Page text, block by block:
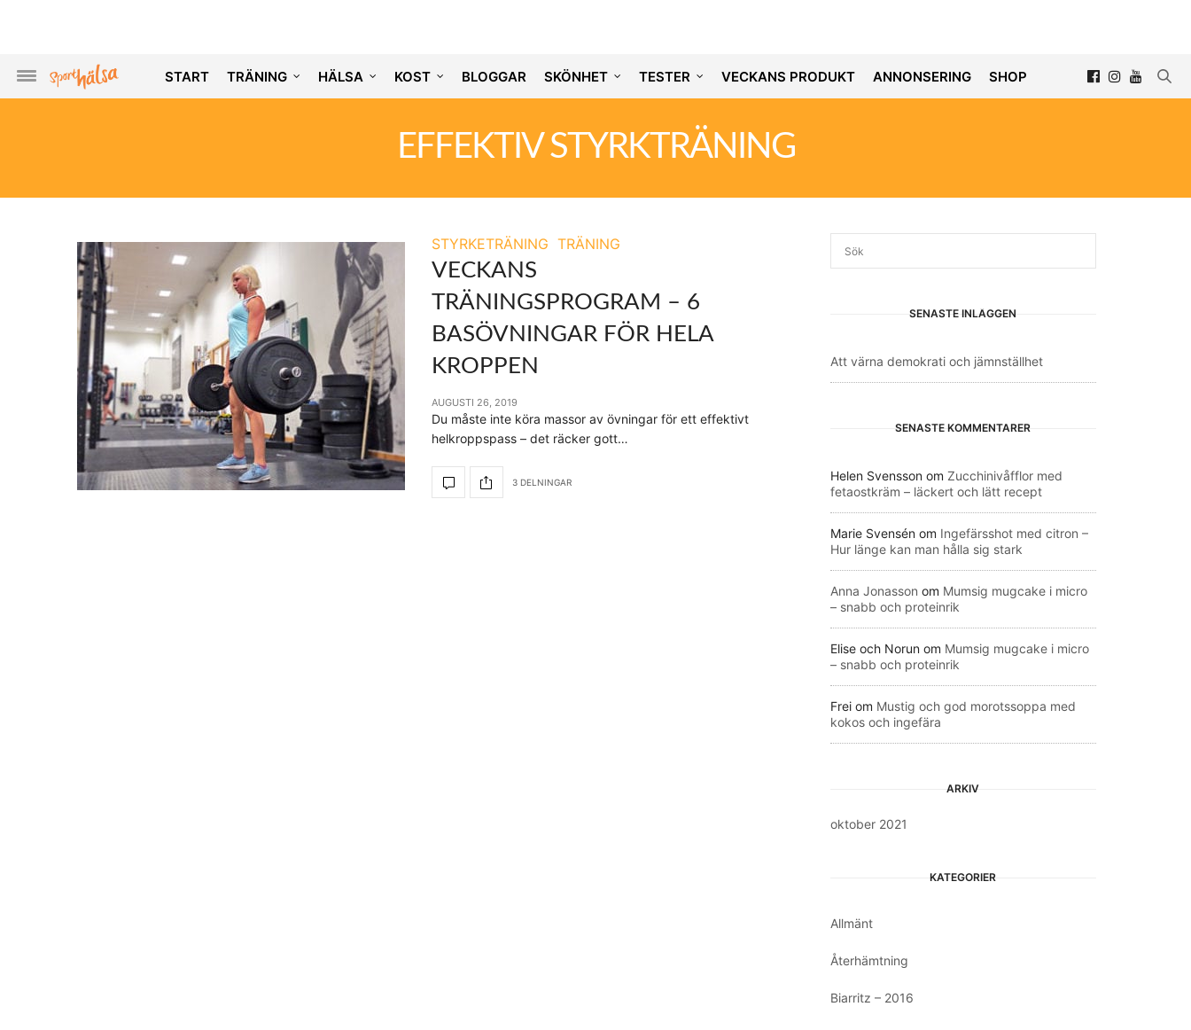
START TRÄNING HÄLSA KOST BLOGGAR SKÖNHET TESTER VECKANS PRODUKT ANNONSERING SHOP
EFFEKTIV STYRKTRÄNING
STYRKETRÄNING TRÄNING
VECKANS
TRÄNINGSPROGRAM – 6
BASÖVNINGAR FÖR HELA
KROPPEN
AUGUSTI 26, 2019
Du måste inte köra massor av övningar för ett effektivt
helkroppspass – det räcker gott…
3 DELNINGAR
SENASTE INLÄGGEN
Att värna demokrati och jämnställhet
SENASTE KOMMENTARER
Helen Svensson om Zucchinivåfflor med
fetaostkräm – läckert och lätt recept
Marie Svensén om Ingefärsshot med citron –
Hur länge kan man hålla sig stark
Anna Jonasson om Mumsig mugcake i micro
– snabb och proteinrik
Elise och Norun om Mumsig mugcake i micro
– snabb och proteinrik
Frei om Mustig och god morotssoppa med
kokos och ingefära
ARKIV
oktober 2021
KATEGORIER
Allmänt
Återhämtning
Biarritz – 2016